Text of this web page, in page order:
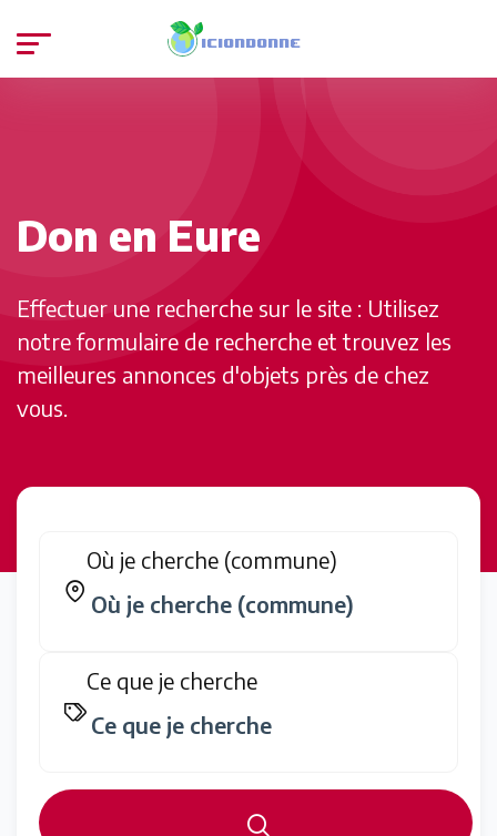
Don en Eure
Effectuer une recherche sur le site : Utilisez
notre formulaire de recherche et trouvez les
meilleures annonces d'objets près de chez
vous.
Où je cherche (commune)
Ce que je cherche